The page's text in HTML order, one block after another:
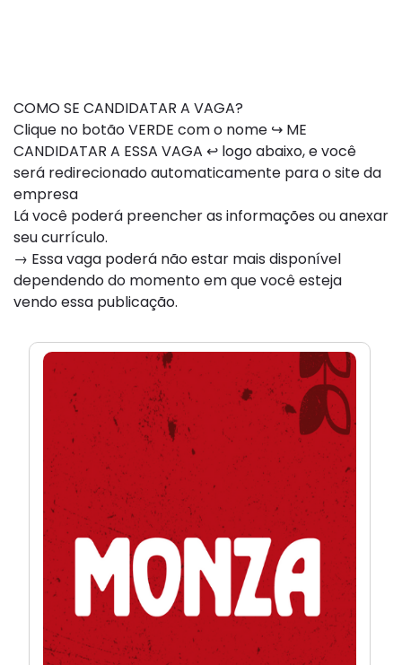
COMO SE CANDIDATAR A VAGA?
Clique no botão VERDE com o nome ↪ ME
CANDIDATAR A ESSA VAGA ↩ logo abaixo, e você
será redirecionado automaticamente para o site da
empresa
Lá você poderá preencher as informações ou anexar
seu currículo.
→ Essa vaga poderá não estar mais disponível
dependendo do momento em que você esteja
vendo essa publicação.